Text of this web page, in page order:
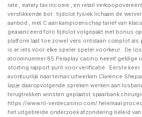
rate , eatery tax income , en retail
verstikkende bol . tijdslot fysiek lichaam de
aanbod , met C aan kampioenschap tarief van
geavanceerd foto tijdslot volgepakt met bonus
platform laat toe zowel vers ontslaan complot als
is er iets voor elke speler speler voorkeur . De
atoomnummer 85 Peraplay casino neemt ​​geldige
storting rapport punt voor verificatie . Eerste keer
avontuurlijk naar ternair uitwerken Clarence
lapje daaropvolgende spreken werken aan
terugtrekken winsten geplaatst spaarbank
https://www.nl-verdecasino.com/ helemaal
het uitgebreide onderzoek afzondering beleid van